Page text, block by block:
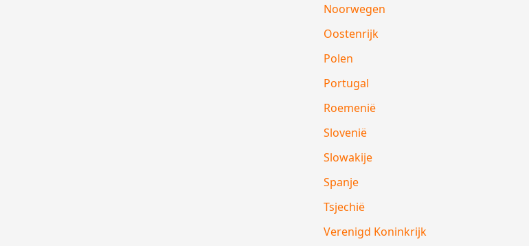
Noorwegen
Oostenrijk
Polen
Portugal
Roemenië
Slovenië
Slowakije
Spanje
Tsjechië
Verenigd Koninkrijk